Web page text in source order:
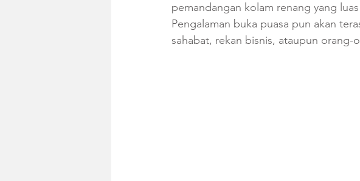
pemandangan kolam renang yang
Pengalaman buka puasa pun akan
sahabat, rekan bisnis, ataupun orang-